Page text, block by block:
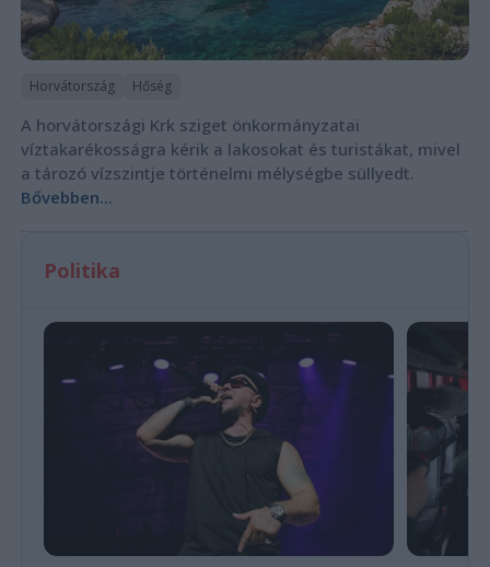
Horvátország Hőség
A horvátországi Krk sziget önkormányzatai
víztakarékosságra kérik a lakosokat és turistákat, mivel
a tározó vízszintje történelmi mélységbe süllyedt.
Bővebben...
Politika